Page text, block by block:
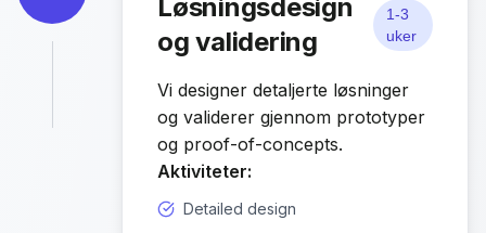
Løsningsdesign
og validering
1-3
uker
Vi designer detaljerte løsninger
og validerer gjennom prototyper
og proof-of-concepts.
Aktiviteter:
Detailed design